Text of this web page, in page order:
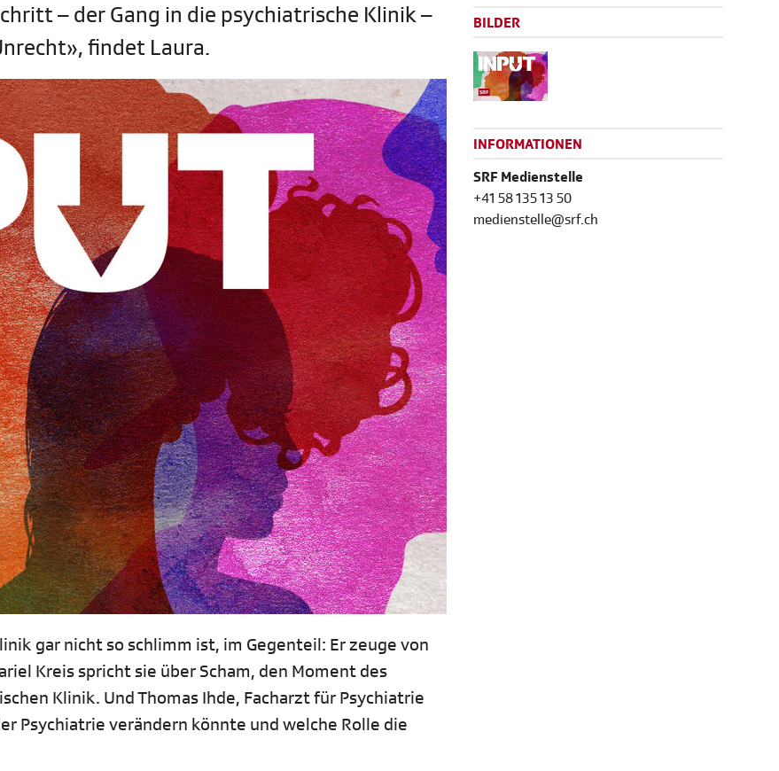
– der Gang in die psychiatrische Klinik –
findet Laura.
gar nicht so schlimm ist, im Gegenteil: Er zeuge von
Kreis spricht sie über Scham, den Moment des
Klinik. Und Thomas Ihde, Facharzt für Psychiatrie
Psychiatrie verändern könnte und welche Rolle die
BILDER
INFORMATIONEN
SRF Medienstelle
+41 58 135 13 50
medienstelle@srf.ch